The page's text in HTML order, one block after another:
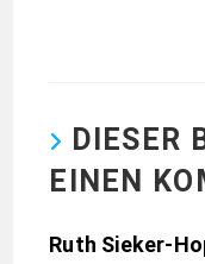
DIESER
EINEN
Ruth Sieker-